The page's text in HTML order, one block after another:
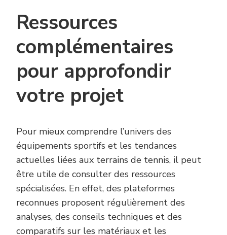
Ressources
complémentaires
pour approfondir
votre projet
Pour mieux comprendre l’univers des
équipements sportifs et les tendances
actuelles liées aux terrains de tennis, il peut
être utile de consulter des ressources
spécialisées. En effet, des plateformes
reconnues proposent régulièrement des
analyses, des conseils techniques et des
comparatifs sur les matériaux et les